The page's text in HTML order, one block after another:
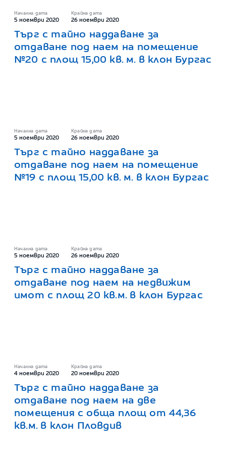
Начална дата
5 ноември 2020
Крайна дата
26 ноември 2020
Търг с тайно наддаване за
отдаване под наем на помещение
№20 с площ 15,00 кв. м. в клон Бургас
Начална дата
5 ноември 2020
Крайна дата
26 ноември 2020
Търг с тайно наддаване за
отдаване под наем на помещение
№19 с площ 15,00 кв. м. в клон Бургас
Начална дата
5 ноември 2020
Крайна дата
26 ноември 2020
Търг с тайно наддаване за
отдаване под наем на недвижим
имот с площ 20 кв.м. в клон Бургас
Начална дата
4 ноември 2020
Крайна дата
20 ноември 2020
Търг с тайно наддаване за
отдаване под наем на две
помещения с обща площ от 44,36
кв.м. в клон Пловдив